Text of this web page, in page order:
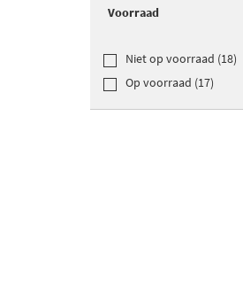
Voorraad
Niet op voorraad (18)
Op voorraad (17)